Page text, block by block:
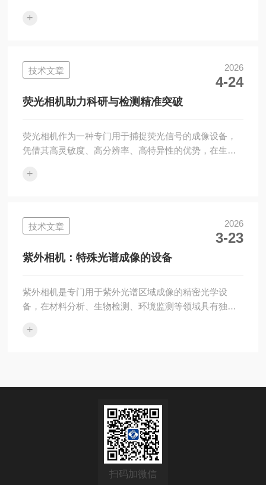
化、精细化迈进。工业相机具有高分辨率、高帧率以及
号转化为电信号，再经过一系列处理最终生成数字图
像，供计算机进行分析和处理。在汽车制造行业，工业
相机广泛应用于零部件的尺寸检测、缺陷识别以及装配
定位等环节。例如，在发动机缸体的生产过程中，工...
+
技术文章 2026
4-24
荧光相机助力科研与检测精准突破
荧光相机作为一种专门用于捕捉荧光信号的成像设备，
凭借其高灵敏度、高分辨率、高特异性的优势，在生物
着不可替代的作用。它能够将微弱的荧光信号转化为清
的数据支撑。荧光相机的工作原理基于荧光物质的特
性：荧光物质在受到激发光照射后，会吸收能量并发出
特定波长的荧光，荧光相机通过精准捕捉这些荧光信
号，经过光电转换、信号处理等环节，最终形成清晰的
+
技术文章 2026
3-23
紫外相机：特殊光谱成像的设备
紫外相机是专门用于紫外光谱区域成像的精密光学设
备，在材料分析、生物检测、环境监测等领域具有独特
电磁波，这一波段的光学特性使其在特定应用中具有不
测。这种特殊设计确保了设备在紫外波段的灵敏度和成
像质量。在材料科学研究中的应用，许多材料在紫...
+
扫码加微信